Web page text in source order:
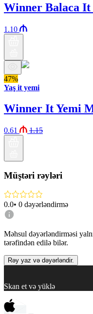
Winner Balaca
1.10
47%
Yaş it yemi
Winner It Yemi
0.61 1.15
Müştəri rəyləri
0.0• 0 dəyərləndirmə
Məhsul dəyərləndirməsi
tərəfindən edilə bilər.
Rəy yaz və dəyərləndir.
Skan et və yüklə